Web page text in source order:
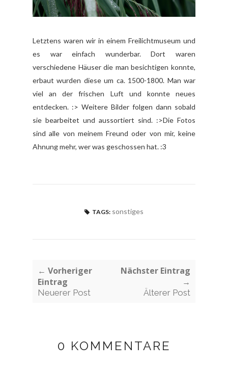
Letztens waren wir in einem Freilichtmuseum und
es war einfach wunderbar. Dort waren
verschiedene Häuser die man besichtigen konnte,
erbaut wurden diese um ca. 1500-1800. Man war
viel an der frischen Luft und konnte neues
entdecken. :> Weitere Bilder folgen dann sobald
sie bearbeitet und aussortiert sind. :>Die Fotos
sind alle von meinem Freund oder von mir, keine
Ahnung mehr, wer was geschossen hat. :3
TAGS: sonstiges
← Vorheriger
Eintrag
Neuerer Post
Nächster Eintrag
→
Älterer Post
0 KOMMENTARE